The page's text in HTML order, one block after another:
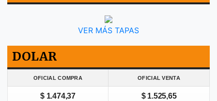
VER MÁS TAPAS
DOLAR
OFICIAL COMPRA OFICIAL VENTA
$ 1.474,37 $ 1.525,65